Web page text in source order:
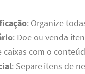
: Organize
: Doe ou venda
caixas com o
: Separe itens de